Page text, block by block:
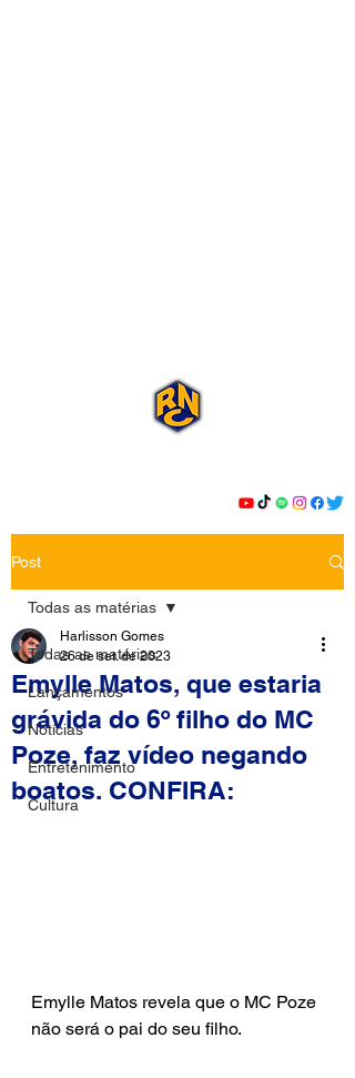
Post
Todas as matérias
Lançamentos
Notícias
Entretenimento
Cultura
Todas as matérias
Emylle Matos, que estaria
grávida do 6º filho do MC
Poze, faz vídeo negando
boatos. CONFIRA:
Harlisson Gomes
26 de set. de 2023
Emylle Matos revela que o MC Poze
não será o pai do seu filho.